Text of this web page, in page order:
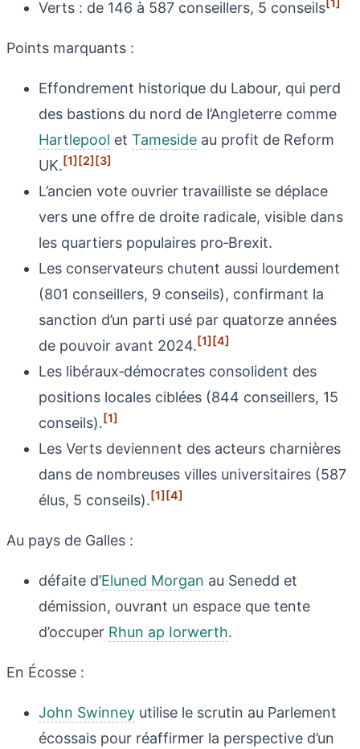
Verts : de 146 à 587 conseillers, 5 conseils
Points marquants :
Effondrement historique du Labour, qui perd
des bastions du nord de l’Angleterre comme
Hartlepool et Tameside au profit de Reform
UK.[1][2][3]
L’ancien vote ouvrier travailliste se déplace
vers une offre de droite radicale, visible dans
les quartiers populaires pro‑Brexit.
Les conservateurs chutent aussi lourdement
(801 conseillers, 9 conseils), confirmant la
sanction d’un parti usé par quatorze années
de pouvoir avant 2024.[1][4]
Les libéraux‑démocrates consolident des
positions locales ciblées (844 conseillers, 15
conseils).[1]
Les Verts deviennent des acteurs charnières
dans de nombreuses villes universitaires (587
élus, 5 conseils).[1][4]
Au pays de Galles :
défaite d’Eluned Morgan au Senedd et
démission, ouvrant un espace que tente
d’occuper Rhun ap Iorwerth.
En Écosse :
John Swinney utilise le scrutin au Parlement
écossais pour réaffirmer la perspective d’un